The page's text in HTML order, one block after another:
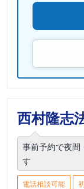
西村隆志
事前予約で夜間
す
電話相談可能